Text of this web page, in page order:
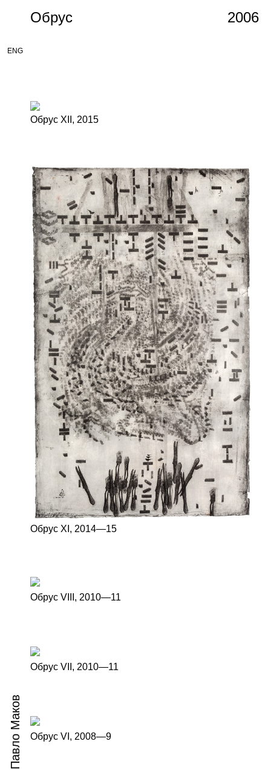
Обрус 2006
ENG
Павло Маков
Обрус XII, 2015
Обрус XI, 2014—15
Обрус VІІI, 2010—11
Обрус VІІ, 2010—11
Обрус VІ, 2008—9